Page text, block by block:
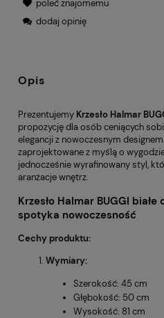
poleć znajomemu
dodaj opinię
Opis
Prezentujemy Krzesło Halmar
propozycję dla osób ceniących
elegancji z nowoczesnym designem.
zaprojektowane z myślą o
jednocześnie wyrafinowany styl,
aranżacje wnętrz.
Krzesło Halmar BUGGI
spotyka nowoczesność
Cechy produktu:
Wymiary:
Szerokość: 45 cm
Głębokość: 50 cm
Wysokość: 81 cm